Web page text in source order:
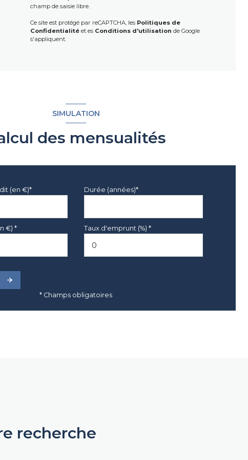
champ de saisie libre.
Ce site est protégé par reCAPTCHA, les Politiques de
Confidentialitéet es Conditions d'utilisation de Google
s'appliquent.
SIMULATION
des mensualités
(en €)* Durée (années)*
€) * Taux d'emprunt (%) *
* Champs obligatoires
recherche